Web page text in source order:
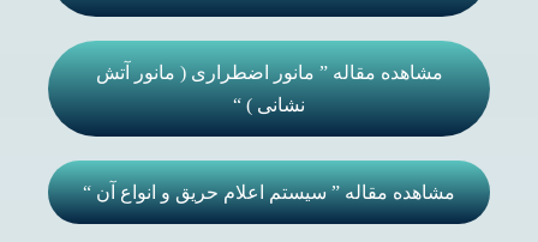
مشاهده مقاله ” مانور اضطراری ( مانور آتش
نشانی ) “
مشاهده مقاله ” سیستم اعلام حریق و انواع آن “